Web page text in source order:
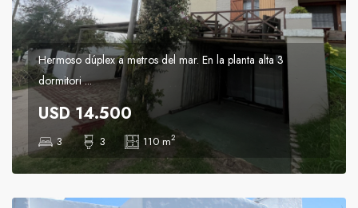
Hermoso dúplex a metros del mar. En la planta alta 3
dormitori ...
USD 14.500
3 3 110 m2